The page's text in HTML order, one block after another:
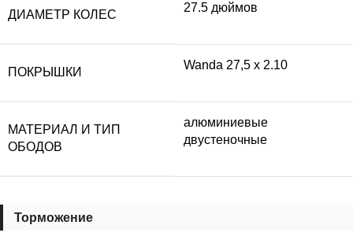
ДИАМЕТР КОЛЕС
27.5 дюймов
ПОКРЫШКИ
Wanda 27,5 x 2.10
МАТЕРИАЛ И ТИП
ОБОДОВ
алюминиевые
двустеночные
Торможение